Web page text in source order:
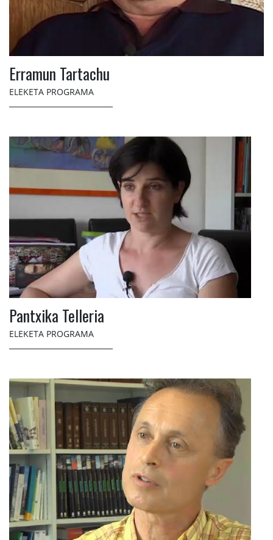
Erramun Tartachu
ELEKETA PROGRAMA
Pantxika Telleria
ELEKETA PROGRAMA